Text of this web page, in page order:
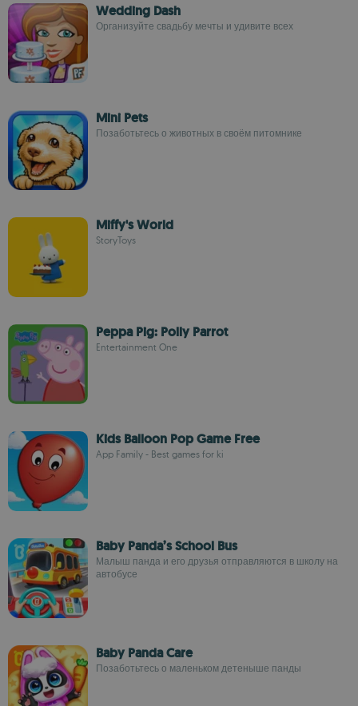
Wedding Dash
Организуйте свадьбу мечты и удивите всех
Mini Pets
Позаботьтесь о животных в своём питомнике
Miffy's World
StoryToys
Peppa Pig: Polly Parrot
Entertainment One
Kids Balloon Pop Game Free
App Family - Best games for ki
Baby Panda’s School Bus
Малыш панда и его друзья отправляются в школу на
автобусе
Baby Panda Care
Позаботьтесь о маленьком детеныше панды